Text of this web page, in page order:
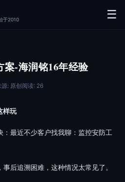
于2010 ☰
-海润铭16年经验
源: 原创阅读: 26
样玩
最近不少客户找我聊：监控安防工
后追溯困难，这种情况太常见了。